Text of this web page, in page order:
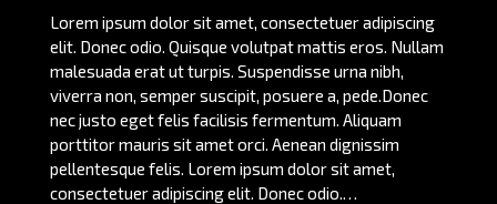
Lorem ipsum dolor sit amet, consectetuer adipiscing
elit. Donec odio. Quisque volutpat mattis eros. Nullam
malesuada erat ut turpis. Suspendisse urna nibh,
viverra non, semper suscipit, posuere a, pede.Donec
nec justo eget felis facilisis fermentum. Aliquam
porttitor mauris sit amet orci. Aenean dignissim
pellentesque felis. Lorem ipsum dolor sit amet,
consectetuer adipiscing elit. Donec odio.…